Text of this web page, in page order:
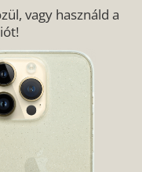
vagy használd a